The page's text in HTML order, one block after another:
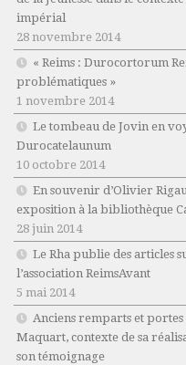
impérial
28 novembre 2014
« Reims : Durocortorum
problématiques »
1 novembre 2014
Le tombeau de Jovin en
Durocatelaunum
10 octobre 2014
En souvenir d’Olivier
exposition à la bibliothèque
28 juin 2014
Le Rha publie des articles
l’association ReimsAvant
5 mai 2014
Anciens remparts et portes
Maquart, contexte de sa
son témoignage